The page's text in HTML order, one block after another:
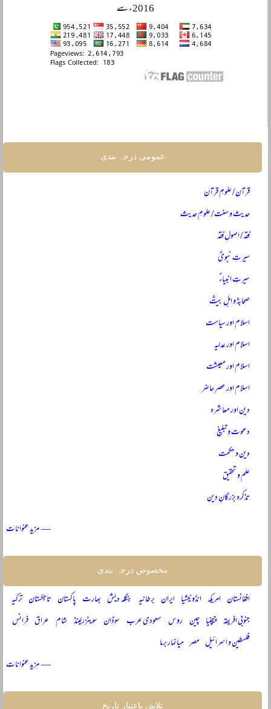
2016ء سے
عمومی درجہ بندی
قرآن / علومِ قرآن
حدیث و سنت / علومِ حدیث
فقہ / اصولِ فقہ
سیرتِ نبویؐ
سیرتِ انبیاءؑ
صحابہؓ و اہلِ بیتؓ
اسلام اور سیاست
اسلام اور عدلیہ
اسلام اور معیشت
اسلام اور عصرِ حاضر
دین اور معاشرہ
دعوت و تبلیغ
دین و حکمت
علم و تحقیق
تذکرہ بزرگانِ دین
— مزید عنوانات
مخصوص درجہ بندی
افغانستان امریکہ انڈونیشیا ایران برطانیہ بنگلہ دیش بھارت پاکستان تاجکستان ترکیہ
جنوبی افریقہ چیچنیا چین روس سعودی عرب سوڈان سویٹزرلینڈ شام عراق فرانس
فلسطین و اسرائیل مصر میانمار برما
— مزید عنوانات
تلاش باعتبار تاریخ